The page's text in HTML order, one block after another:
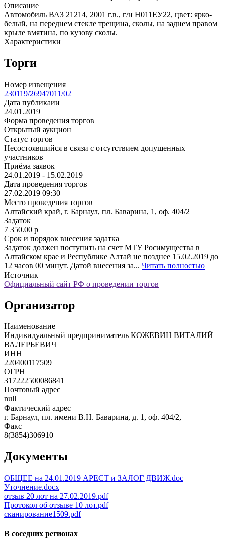
Описание
Автомобиль ВАЗ 21214, 2001 г.в., г/н Н011ЕУ22, цвет: ярко-
белый, на переднем стекле трещина, сколы, на заднем правом
крыле вмятина, по кузову сколы.
Характеристики
Торги
Номер извещения
230119/26947011/02
Дата публикаии
24.01.2019
Форма проведения торгов
Открытый аукцион
Статус торгов
Несостоявшийся в связи с отсутствием допущенных
участников
Приёма заявок
24.01.2019 - 15.02.2019
Дата проведения торгов
27.02.2019 09:30
Место проведения торгов
Алтайский край, г. Барнаул, пл. Баварина, 1, оф. 404/2
Задаток
7 350.00 p
Срок и порядок внесения задатка
Задаток должен поступить на счет МТУ Росимущества в
Алтайском крае и Республике Алтай не позднее 15.02.2019 до
12 часов 00 минут. Датой внесения за... Читать полностью
Источник
Официальный сайт РФ о проведении торгов
Организатор
Наименование
Индивидуальный предприниматель КОЖЕВИН ВИТАЛИЙ
ВАЛЕРЬЕВИЧ
ИНН
220400117509
ОГРН
317222500086841
Почтовый адрес
null
Фактический адрес
г. Барнаул, пл. имени В.Н. Баварина, д. 1, оф. 404/2,
Факс
8(3854)306910
Документы
ОБЩЕЕ на 24.01.2019 АРЕСТ и ЗАЛОГ ДВИЖ.doc
Уточнение.docx
отзыв 20 лот на 27.02.2019.pdf
Протокол об отзыве 10 лот.pdf
сканирование1509.pdf
В соседних регионах